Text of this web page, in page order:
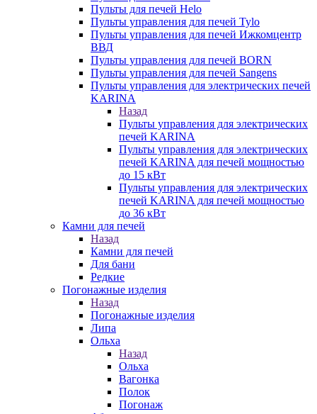
Пульты для печей Helo
Пульты управления для печей Tylo
Пульты управления для печей Ижкомцентр
ВВД
Пульты управления для печей BORN
Пульты управления для печей Sangens
Пульты управления для электрических печей
KARINA
Назад
Пульты управления для электрических
печей KARINA
Пульты управления для электрических
печей KARINA для печей мощностью
до 15 кВт
Пульты управления для электрических
печей KARINA для печей мощностью
до 36 кВт
Камни для печей
Назад
Камни для печей
Для бани
Редкие
Погонажные изделия
Назад
Погонажные изделия
Липа
Ольха
Назад
Ольха
Вагонка
Полок
Погонаж